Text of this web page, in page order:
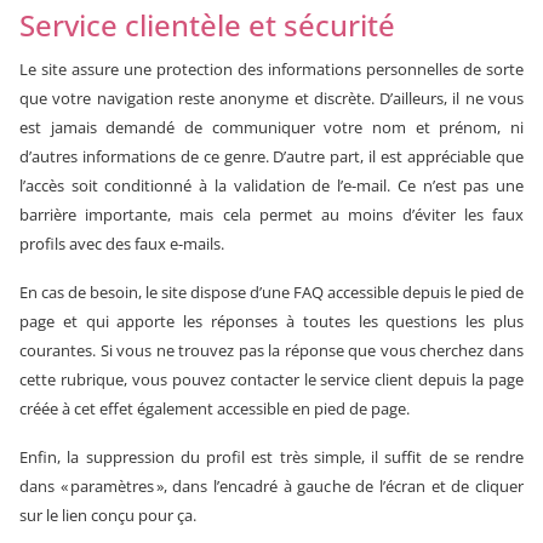
Service clientèle et sécurité
Le site assure une protection des informations personnelles de sorte
que votre navigation reste anonyme et discrète. D’ailleurs, il ne vous
est jamais demandé de communiquer votre nom et prénom, ni
d’autres informations de ce genre. D’autre part, il est appréciable que
l’accès soit conditionné à la validation de l’e-mail. Ce n’est pas une
barrière importante, mais cela permet au moins d’éviter les faux
profils avec des faux e-mails.
En cas de besoin, le site dispose d’une FAQ accessible depuis le pied de
page et qui apporte les réponses à toutes les questions les plus
courantes. Si vous ne trouvez pas la réponse que vous cherchez dans
cette rubrique, vous pouvez contacter le service client depuis la page
créée à cet effet également accessible en pied de page.
Enfin, la suppression du profil est très simple, il suffit de se rendre
dans « paramètres », dans l’encadré à gauche de l’écran et de cliquer
sur le lien conçu pour ça.